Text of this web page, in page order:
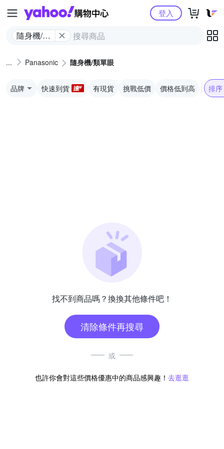
Yahoo購物中心
隨身機/類
登入
Panasonic 隨身機/類單眼
品牌 快速到貨 有現貨 挑戰低價 價格低到高 排序
找不到商品嗎？換換其他條件吧！
清除條件再搜尋
或
也許你會對這些價格優惠中的商品感興趣！ 去逛逛